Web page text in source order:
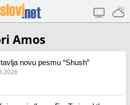
Amos
novu pesmu “Shush”